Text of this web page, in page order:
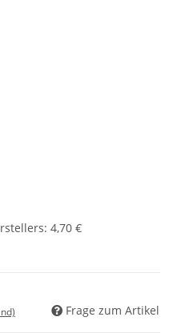
: 4,70 €
Frage zum Artikel